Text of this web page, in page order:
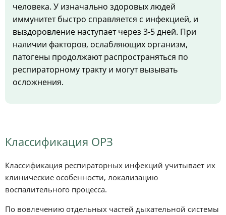
человека. У изначально здоровых людей
иммунитет быстро справляется с инфекцией, и
выздоровление наступает через 3-5 дней. При
наличии факторов, ослабляющих организм,
патогены продолжают распространяться по
респираторному тракту и могут вызывать
осложнения.
Классификация ОРЗ
Классификация респираторных инфекций учитывает их
клинические особенности, локализацию
воспалительного процесса.
По вовлечению отдельных частей дыхательной системы